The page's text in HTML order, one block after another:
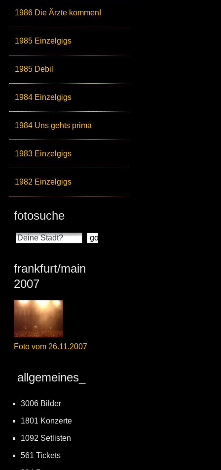
1986 Die Ärzte kommen!
1985 Einzelgigs
1985 Debil
1984 Einzelgigs
1984 Uns gehts prima
1983 Einzelgigs
1982 Einzelgigs
fotosuche
frankfurt/main
2007
Foto vom 26.11.2007
allgemeines_
3006 Bilder
1801 Konzerte
1092 Setlisten
561 Tickets